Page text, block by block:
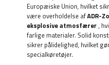
Europæiske Union, hvilket
være overholdelse afADR-
eksplosive atmosfærer ,
farlige materialer. Solid
sikrer pålidelighed, hvilket
specialkøretøjer.